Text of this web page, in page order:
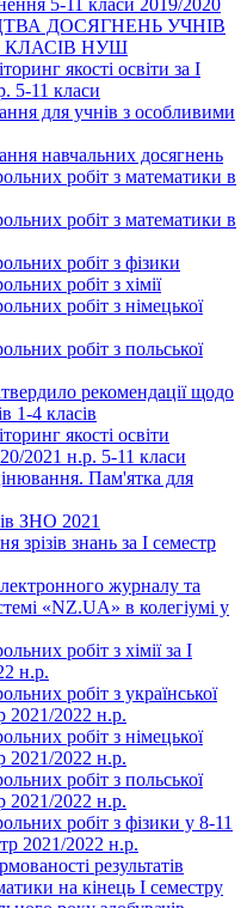
ДОСЯГНЕНЬ УЧНІВ
НУШ
якості освіти за І
5-11 класи
для учнів з особливими
навчальних досягнень
робіт з математики в
робіт з математики в
робіт з фізики
робіт з хімії
робіт з німецької
робіт з польської
рекомендації щодо
1-4 класів
якості освіти
2021 н.р. 5-11 класи
Пам'ятка для
ЗНО 2021
зрізів знань за І семестр
журналу та
«NZ.UA» в колегіумі у
робіт з хімії за І
н.р.
робіт з української
2021/2022 н.р.
робіт з німецької
2021/2022 н.р.
робіт з польської
2021/2022 н.р.
робіт з фізики у 8-11
2021/2022 н.р.
результатів
на кінець І семестру